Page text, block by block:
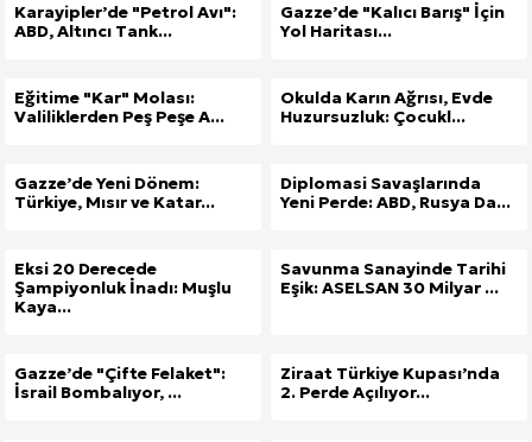
Karayipler’de "Petrol Avı":
ABD, Altıncı Tank...
Gazze’de "Kalıcı Barış" İçin
Yol Haritası...
Eğitime "Kar" Molası:
Valiliklerden Peş Peşe A...
Okulda Karın Ağrısı, Evde
Huzursuzluk: Çocukl...
Gazze’de Yeni Dönem:
Türkiye, Mısır ve Katar...
Diplomasi Savaşlarında
Yeni Perde: ABD, Rusya Da...
Eksi 20 Derecede
Şampiyonluk İnadı: Muşlu
Kaya...
Savunma Sanayinde Tarihi
Eşik: ASELSAN 30 Milyar ...
Gazze’de "Çifte Felaket":
İsrail Bombalıyor, ...
Ziraat Türkiye Kupası’nda
2. Perde Açılıyor...